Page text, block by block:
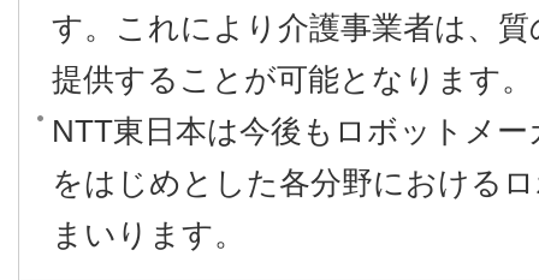
す。これにより介護事業者は、
提供することが可能となります。
NTT東日本は今後もロボットメ
をはじめとした各分野における
まいります。